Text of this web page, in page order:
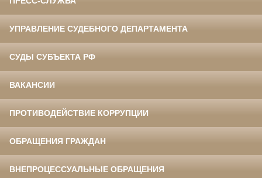
УПРАВЛЕНИЕ СУДЕБНОГО ДЕПАРТАМЕНТА
СУДЫ СУБЪЕКТА РФ
ВАКАНСИИ
ПРОТИВОДЕЙСТВИЕ КОРРУПЦИИ
ОБРАЩЕНИЯ ГРАЖДАН
ВНЕПРОЦЕССУАЛЬНЫЕ ОБРАЩЕНИЯ